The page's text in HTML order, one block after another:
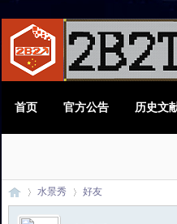
首页 官方公告 历史文
水景秀 好友